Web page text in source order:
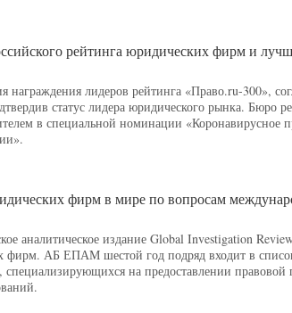
рейтинга юридических фирм и
лидеров рейтинга «Право.ru-300»,
статус лидера юридического рынка. Бюро
в специальной номинации «Коронавирусное
фирм в мире по вопросам
аналитическое издание Global Investigation
АБ ЕПАМ шестой год подряд входит в
специализирующихся на предоставлении